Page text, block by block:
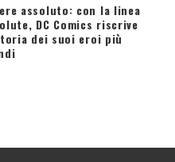
assoluto: con la linea
DC Comics riscrive
dei suoi eroi più